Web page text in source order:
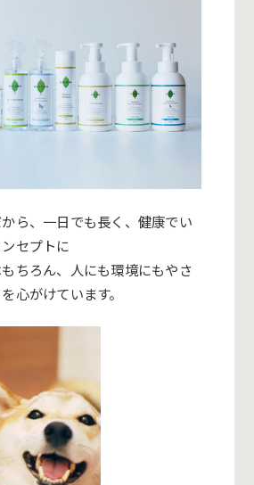
から、一日でも長く、健康でい
セプトに
ちろん、
人にも環境にもやさ
心がけています。